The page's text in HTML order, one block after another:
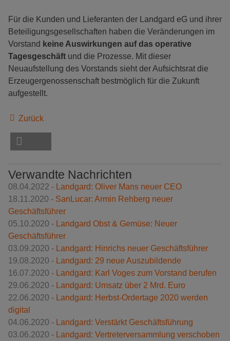
Für die Kunden und Lieferanten der Landgard eG und ihrer
Beteiligungsgesellschaften haben die Veränderungen im
Vorstand keine Auswirkungen auf das operative
Tagesgeschäft und die Prozesse. Mit dieser
Neuaufstellung des Vorstands sieht der Aufsichtsrat die
Erzeugergenossenschaft bestmöglich für die Zukunft
aufgestellt.
Zurück
Verwandte Nachrichten
08.04.2022 - Landgard: Oliver Mans neuer CEO
18.11.2020 - SanLucar: Armin Rehberg neuer
Geschäftsführer
05.10.2020 - Landgard Obst & Gemüse: Neuer
Geschäftsführer
03.09.2020 - Landgard: Hinrichs neuer Geschäftsführer
19.08.2020 - Landgard: 29 neue Auszubildende
16.07.2020 - Landgard: Karl Voges zum Vorstand berufen
29.06.2020 - Landgard: Umsatz über 2 Mrd. Euro
22.06.2020 - Landgard: Herbst-Ordertage 2020 werden
digital
04.06.2020 - Landgard: Verstärkt Geschäftsführung
03.06.2020 - Landgard: Vertreterversammlung verschoben